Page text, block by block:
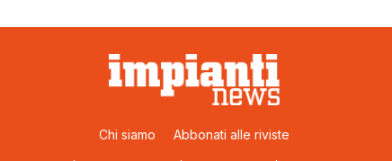
Chi siamo Abbonati alle riviste